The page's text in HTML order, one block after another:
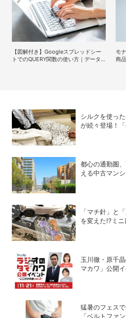
【図解付き】Googleスプレッドシー
トでのQUERY関数の使い方｜データ
モ
商
シルクを使っ
が続々登場！
都心の通勤圏
える中古マン
「マチ針」と
を変えた!?ミ
玉川徹・原千
マカワ」公開
猛暑のフェス
「ベルトファ